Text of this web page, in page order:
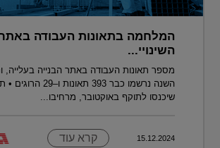
המלחמה בתאונות העבודה
השינויי...
מספר תאונות העבודה באתר הבנייה בעלייה,
השנה נרשמו כבר 393
שיכנסו לתוקף באוקטובר, מרחיבו...
15.12.2024 קרא עוד